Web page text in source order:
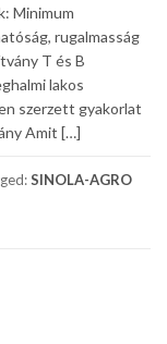
Minimum
rugalmasság
T és B
lakos
szerzett gyakorlat
Amit […]
SINOLA-AGRO